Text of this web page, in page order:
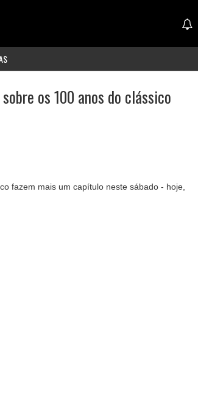
os 100 anos do clássico
fazem mais um capítulo neste sábado - hoje,